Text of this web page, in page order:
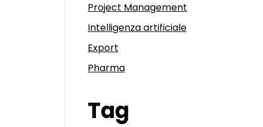
Project Management
Intelligenza artificiale
Export
Pharma
Tag